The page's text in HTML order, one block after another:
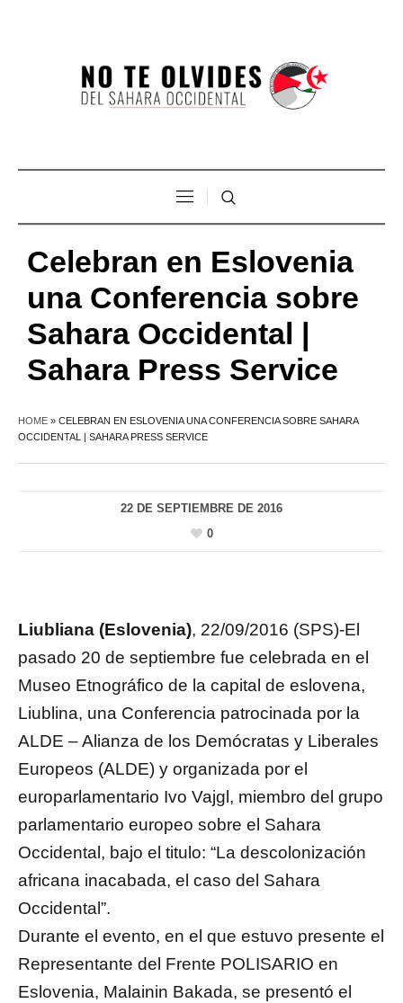
Celebran en Eslovenia
una Conferencia sobre
Sahara Occidental |
Sahara Press Service
HOME » CELEBRAN EN ESLOVENIA UNA CONFERENCIA SOBRE SAHARA
OCCIDENTAL | SAHARA PRESS SERVICE
22 DE SEPTIEMBRE DE 2016
0
Liubliana (Eslovenia), 22/09/2016 (SPS)-El
pasado 20 de septiembre fue celebrada en el
Museo Etnográfico de la capital de eslovena,
Liublina, una Conferencia patrocinada por la
ALDE – Alianza de los Demócratas y Liberales
Europeos (ALDE) y organizada por el
europarlamentario Ivo Vajgl, miembro del grupo
parlamentario europeo sobre el Sahara
Occidental, bajo el titulo: “La descolonización
africana inacabada, el caso del Sahara
Occidental”.
Durante el evento, en el que estuvo presente el
Representante del Frente POLISARIO en
Eslovenia, Malainin Bakada, se presentó el